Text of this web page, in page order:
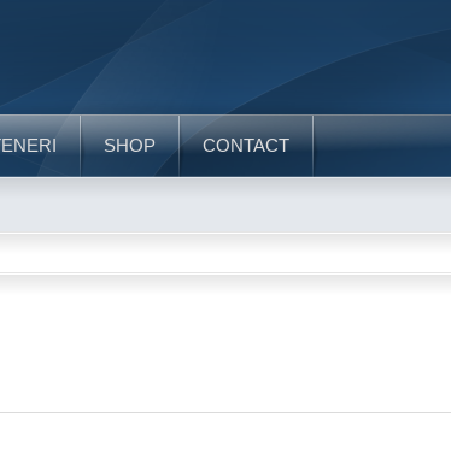
SHOP CONTACT